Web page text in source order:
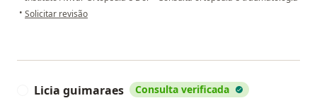
• na opinião do utilizador Luiz Antônio Ribeiro Pereira
Solicitar revisão
Licia guimaraes Consulta verificada